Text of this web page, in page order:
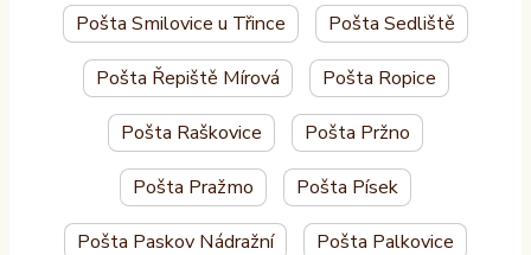
Pošta Smilovice u Třince Pošta Sedliště
Pošta Řepiště Mírová Pošta Ropice
Pošta Raškovice Pošta Pržno
Pošta Pražmo Pošta Písek
Pošta Paskov Nádražní Pošta Palkovice